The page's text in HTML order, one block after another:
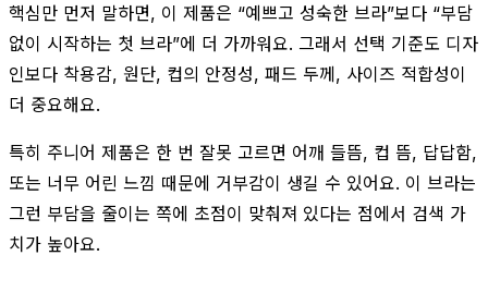
핵심만 먼저 말하면, 이 제품은 “예쁘고 성숙한 브라”보다 “부담
없이 시작하는 첫 브라”에 더 가까워요. 그래서 선택 기준도 디자
인보다 착용감, 원단, 컵의 안정성, 패드 두께, 사이즈 적합성이
더 중요해요.
특히 주니어 제품은 한 번 잘못 고르면 어깨 들뜸, 컵 뜸, 답답함,
또는 너무 어린 느낌 때문에 거부감이 생길 수 있어요. 이 브라는
그런 부담을 줄이는 쪽에 초점이 맞춰져 있다는 점에서 검색 가
치가 높아요.